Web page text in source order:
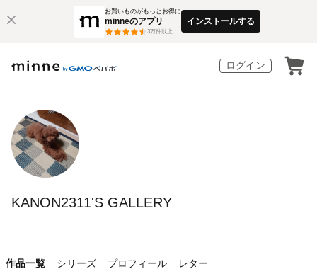
お買いものがもっとお得に
minneのアプリ
3万件以上
インストールする
ログイン
KANON2311'S GALLERY
作品一覧 シリーズ プロフィール レター